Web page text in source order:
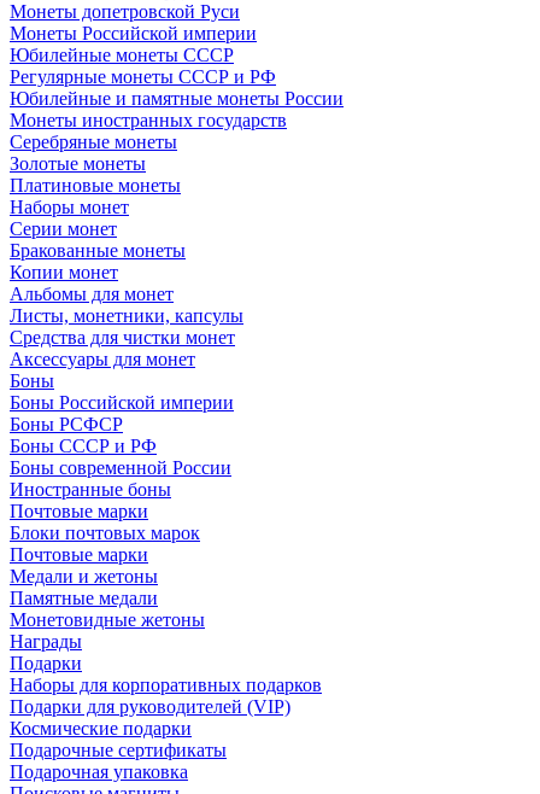
Монеты допетровской Руси
Монеты Российской империи
Юбилейные монеты СССР
Регулярные монеты СССР и РФ
Юбилейные и памятные монеты России
Монеты иностранных государств
Серебряные монеты
Золотые монеты
Платиновые монеты
Наборы монет
Серии монет
Бракованные монеты
Копии монет
Альбомы для монет
Листы, монетники, капсулы
Средства для чистки монет
Аксессуары для монет
Боны
Боны Российской империи
Боны РСФСР
Боны СССР и РФ
Боны современной России
Иностранные боны
Почтовые марки
Блоки почтовых марок
Почтовые марки
Медали и жетоны
Памятные медали
Монетовидные жетоны
Награды
Подарки
Наборы для корпоративных подарков
Подарки для руководителей (VIP)
Космические подарки
Подарочные сертификаты
Подарочная упаковка